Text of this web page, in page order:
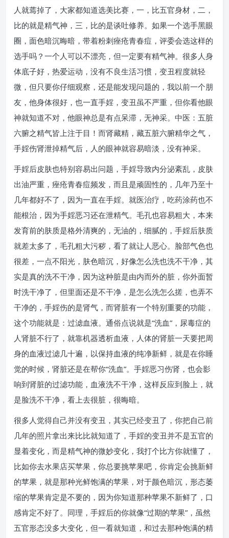
人就蔫掉了，大家都知道选美比赛，一，比五官身材，二，
比的就是精气神，三，比的是谈吐修养。如果一个选手黑眼
圈，面色暗沉晦暗，带着粉刺痤疮青春痘，评委会选这样的
选手吗？一个人可以不漂亮，但一定要有精气神。很多人身
体底子好，热爱运动，没有不良生活习惯，变丑程度就轻
微，但只要你仔细观察，还是能发现问题的，我以前一个朋
友，他身体很好，也一直手婬，变丑虽不严重，但你看他眼
神就知道不对，他眼神总是有点呆滞，无神采。中医：五脏
六腑之精气皆上注于目！而肾藏精，藏五脏六腑精华之气，
手婬伤肾泄掉精气后，人的眼神就容易暗淡，没有神采。
手婬后皮肤也特别容易出问题，手婬导致内分泌紊乱，皮肤
出油严重，痤疮青春痘频发，而且是顽固性的，几年乃至十
几年都好不了，因为一直在手婬。就医治疗，吃药涂药也不
能根治，因为手婬恶习还在泄精气。毛孔也容易粗大，本来
发育前的肤质是格外清爽的，无油的，细腻的，手婬后肤质
就差太多了，毛孔粗大污秽，看了就让人恶心。脸部气色也
很差，一点不阳光，肤色暗沉，好像怎么洗也洗不干净，其
实是真的洗不干净，因为这种脏是由内而外的脏，你外面暂
时洗干净了，但里面还是不干净，是怎么洗怎么搓，也弄不
干净的，手婬伤的是肾气，而肾脏有一个特别重要的功能，
这个功能就是：过滤血液。通俗点说就是“洗血”，尿毒症的
人肾脏不行了，就靠机器透析血液，人体的肾脏一天要把周
身的血液过滤几十遍，以保持血液的纯净新鲜，就是在你睡
觉的时候，肾脏还是在帮你“洗血”。手婬恶习伤肾，也会影
响到肾脏的过滤功能，血液洗不干净，这样反应到脸上，就
是脸洗不干净，看上去很脏，很晦暗。
很多人觉得自己并没有变丑，其实已经变丑了，你把自己前
几年的照片拿出来比比就知道了，手婬的变丑并不是五官的
显着变化，而是精气神的微妙变化，我打个比方你就懂了，
比如你去水果店买苹果，你总要挑苹果吧，你肯定会挑新鲜
的苹果，就是那种光鲜饱满的苹果，对于颜色暗沉，形态萎
缩的苹果肯定是不要的，因为你知道那种苹果不新鲜了，口
感肯定不好了。同理，手婬后的你就像“过期的苹果”，虽然
五官形态没多大变化，但一看就知道，和过去那种饱满的精